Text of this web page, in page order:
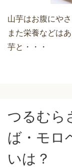
山芋はお腹にや
また栄養などは
芋と・・・
つるむら
ば・モロ
いは？